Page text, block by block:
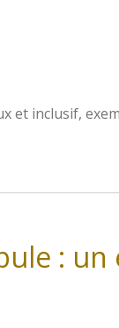
et inclusif,
: un